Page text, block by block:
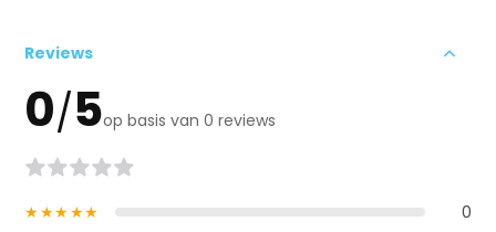
Reviews
0/5op basis van 0 reviews
★★★★★
0